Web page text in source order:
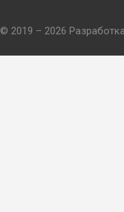
© 2019 – 2026